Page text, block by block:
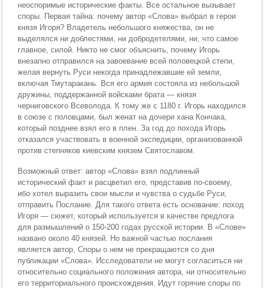
неоспоримые исторические факты. Все остальное вызывает
споры. Первая тайна: почему автор «Слова» выбрал в герои
князя Игоря? Владетель небольшого княжества, он не
выделялся ни доблестями, ни добродетелями, ни, что самое
главное, силой. Никто не смог объяснить, почему Игорь
внезапно отправился на завоевание всей половецкой степи,
желая вернуть Руси некогда принадлежавшие ей земли,
включая Тмутаракань. Вся его армия состояла из небольшой
дружины, поддержанной войсками брата — князя
черниговского Всеволода. К тому же с 1180 г. Игорь находился
в союзе с половцами, был женат на дочери хана Кончака,
который позднее взял его в плен. За год до похода Игорь
отказался участвовать в военной экспедиции, организованной
против степняков киевским князем Святославом.
Возможный ответ: автор «Слова» взял подлинный
исторический факт и расцветил его, представив по-своему,
ибо хотел выразить свои мысли и чувства о судьбе Руси,
отправить Послание. Для такого ответа есть основание: поход
Игоря — сюжет, который используется в качестве предлога
для размышлений о 150-200 годах русской истории. В «Слове»
названо около 40 князей. Но важной частью послания
является автор, Споры о нем не прекращаются со дня
публикации «Слова». Исследователи не могут согласиться ни
относительно социального положения автора, ни относительно
его территориального происхождения. Идут горячие споры по